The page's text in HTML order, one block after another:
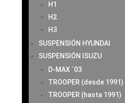
H1
H2
H3
SUSPENSIÓN HYUNDAI
SUSPENSIÓN ISUZU
D-MAX ´03
TROOPER (desde 1991)
TROOPER (hasta 1991)